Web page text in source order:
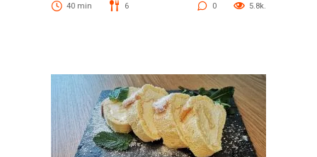
40 min 6 0 5.8k.